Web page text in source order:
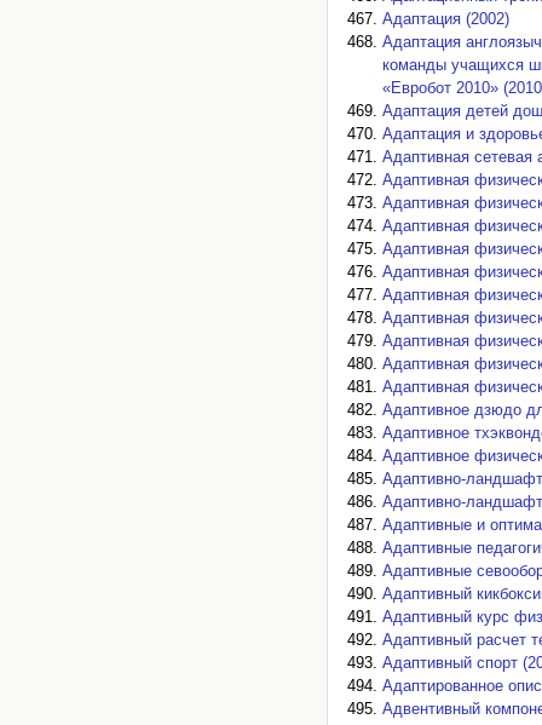
Адаптация (2002)
Адаптация
команды учащихся
«Евробот 2010»
Адаптация детей
Адаптация и
Адаптивная сетевая
Адаптивная
Адаптивная
Адаптивная
Адаптивная
Адаптивная
Адаптивная
Адаптивная
Адаптивная
Адаптивная
Адаптивная
Адаптивное дзюдо
Адаптивное
Адаптивное
Адаптивно-
Адаптивно-
Адаптивные и
Адаптивные
Адаптивные
Адаптивный
Адаптивный курс
Адаптивный расчет
Адаптивный спорт
Адаптированное
Адвентивный